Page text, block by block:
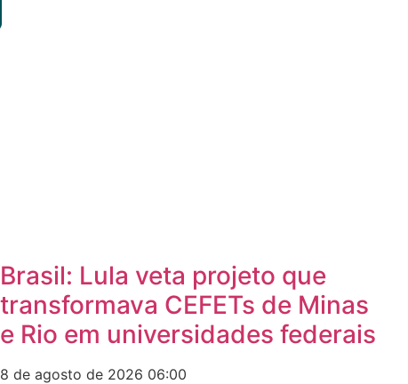
Brasil: Lula veta projeto que
transformava CEFETs de Minas
e Rio em universidades federais
8 de agosto de 2026 06:00